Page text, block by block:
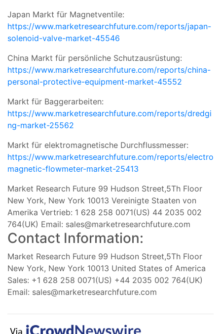
Japan Markt für Magnetventile:
https://www.marketresearchfuture.com/reports/japan-
solenoid-valve-market-45546
China Markt für persönliche Schutzausrüstung:
https://www.marketresearchfuture.com/reports/china-
personal-protective-equipment-market-45552
Markt für Baggerarbeiten:
https://www.marketresearchfuture.com/reports/dredgi
ng-market-25562
Markt für elektromagnetische Durchflussmesser:
https://www.marketresearchfuture.com/reports/electro
magnetic-flowmeter-market-25413
Market Research Future 99 Hudson Street,5Th Floor
New York, New York 10013 Vereinigte Staaten von
Amerika Vertrieb: 1 628 258 0071(US) 44 2035 002
764(UK) Email: sales@marketresearchfuture.com
Contact Information:
Market Research Future 99 Hudson Street,5Th Floor
New York, New York 10013 United States of America
Sales: +1 628 258 0071(US) +44 2035 002 764(UK)
Email: sales@marketresearchfuture.com